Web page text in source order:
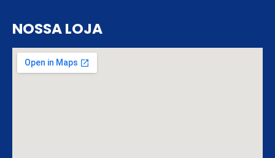
NOSSA LOJA